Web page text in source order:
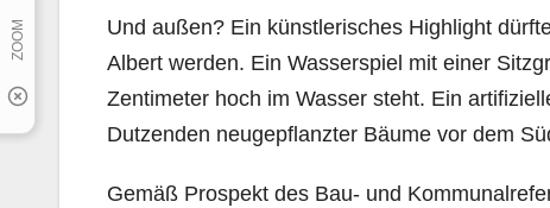
Und außen? Ein künstlerisches Highlight
Albert werden. Ein Wasserspiel mit einer
Zentimeter hoch im Wasser steht. Ein
Dutzenden neugepflanzter Bäume vor dem
Gemäß Prospekt des Bau- und